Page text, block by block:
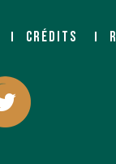
CRÉDITS